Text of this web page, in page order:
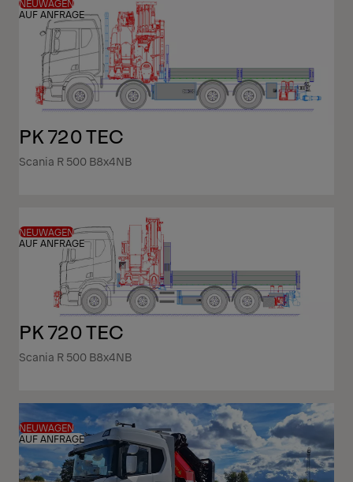
NEUWAGEN
AUF ANFRAGE
PK 720 TEC
Scania R 500 B8x4NB
NEUWAGEN
AUF ANFRAGE
PK 720 TEC
Scania R 500 B8x4NB
NEUWAGEN
AUF ANFRAGE